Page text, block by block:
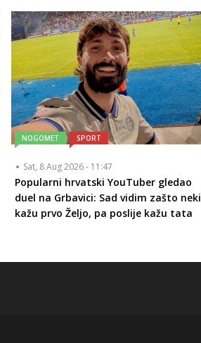
NOGOMET SPORT
Sat, 8 Aug 2026 - 11:47
Popularni hrvatski YouTuber gledao
duel na Grbavici: Sad vidim zašto neki
kažu prvo Željo, pa poslije kažu tata